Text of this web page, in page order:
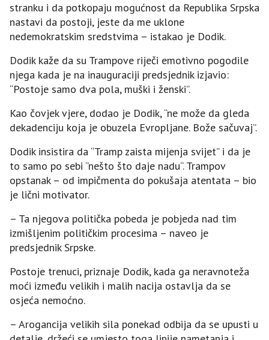
stranku i da potkopaju mogućnost da Republika Srpska
nastavi da postoji, jeste da me uklone
nedemokratskim sredstvima – istakao je Dodik.
Dodik kaže da su Trampove riječi emotivno pogodile
njega kada je na inauguraciji predsjednik izjavio:
“Postoje samo dva pola, muški i ženski”.
Kao čovjek vjere, dodao je Dodik, “ne može da gleda
dekadenciju koja je obuzela Evropljane. Bože sačuvaj”.
Dodik insistira da “Tramp zaista mijenja svijet” i da je
to samo po sebi “nešto što daje nadu“. Trampov
opstanak – od impičmenta do pokušaja atentata – bio
je lični motivator.
– Ta njegova politička pobeda je pobjeda nad tim
izmišljenim političkim procesima – naveo je
predsjednik Srpske.
Postoje trenuci, priznaje Dodik, kada ga neravnoteža
moći između velikih i malih nacija ostavlja da se
osjeća nemoćno.
– Arogancija velikih sila ponekad odbija da se upusti u